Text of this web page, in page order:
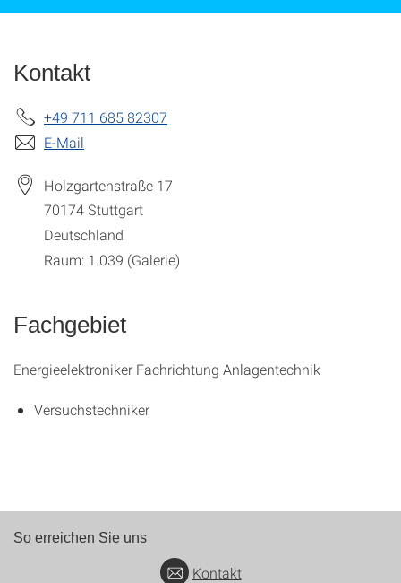
Kontakt
+49 711 685 82307
E-Mail
Holzgartenstraße 17
70174Stuttgart
Deutschland
Raum: 1.039 (Galerie)
Fachgebiet
Energieelektroniker Fachrichtung Anlagentechnik
Versuchstechniker
So erreichen Sie uns
Kontakt